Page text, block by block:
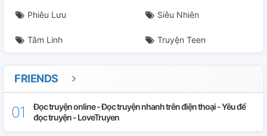
Phiêu Lưu Siêu Nhiên
Tâm Linh Truyện Teen
FRIENDS
Đọc truyện online - Đọc truyện nhanh trên điện thoại - Yêu để
đọc truyện - LoveTruyen